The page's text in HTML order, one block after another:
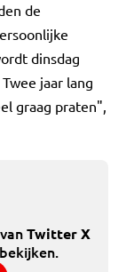
de
dinsdag
jaar lang
graag praten",
Twitter X